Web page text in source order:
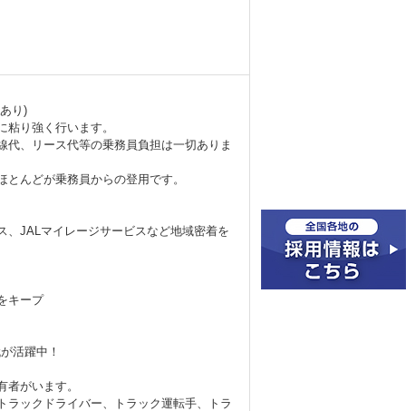
り)
り強く行います。
、リース代等の乗務員負担は一切ありま
んどが乗務員からの登用です。
JALマイレージサービスなど地域密着を
キープ
活躍中！
がいます。
ラックドライバー、トラック運転手、トラ